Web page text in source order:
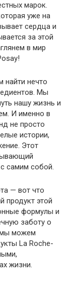
марок.
уже на
сердца и
за этой
в мир
найти нечто
Мы
нашу жизнь и
И именно в
не просто
истории,
Этот
самим собой.
— вот что
продукт этой
формулы и
заботу о
мы можем
La Roche-
жизни.